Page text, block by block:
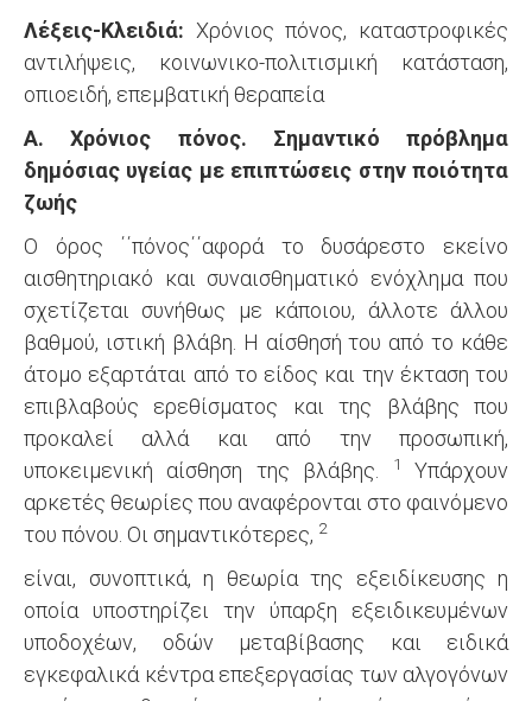
Λέξεις-Κλειδιά: Χρόνιος πόνος, καταστροφικές
αντιλήψεις, κοινωνικο-πολιτισμική κατάσταση,
οπιοειδή, επεμβατική θεραπεία
Α. Χρόνιος πόνος. Σημαντικό πρόβλημα
δημόσιας υγείας με επιπτώσεις στην ποιότητα
ζωής
Ο όρος ΄΄πόνος΄΄αφορά το δυσάρεστο εκείνο
αισθητηριακό και συναισθηματικό ενόχλημα που
σχετίζεται συνήθως με κάποιου, άλλοτε άλλου
βαθμού, ιστική βλάβη. Η αίσθησή του από το κάθε
άτομο εξαρτάται από το είδος και την έκταση του
επιβλαβούς ερεθίσματος και της βλάβης που
προκαλεί αλλά και από την προσωπική,
υποκειμενική αίσθηση της βλάβης.
1
Υπάρχουν
αρκετές θεωρίες που αναφέρονται στο φαινόμενο
του πόνου. Οι σημαντικότερες, 2
είναι, συνοπτικά, η θεωρία της εξειδίκευσης η
οποία υποστηρίζει την ύπαρξη εξειδικευμένων
υποδοχέων, οδών μεταβίβασης και ειδικά
εγκεφαλικά κέντρα επεξεργασίας των αλγογόνων